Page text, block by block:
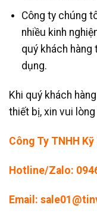
Công ty chúng
nhiều kinh
quý khách
dụng.
Khi quý khách
thiết bị, xin vui
Công Ty TNHH
Hotline/Zalo:
Email: